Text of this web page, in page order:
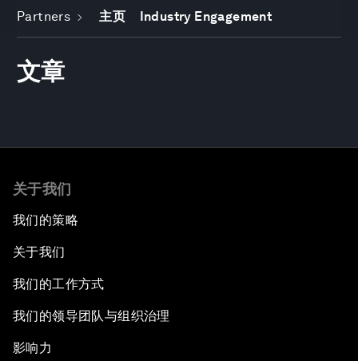
Partners 主页 Industry Engagement
文章
关于我们
我们的策略
关于我们
我们的工作方式
我们的领导团队与组织治理
影响力